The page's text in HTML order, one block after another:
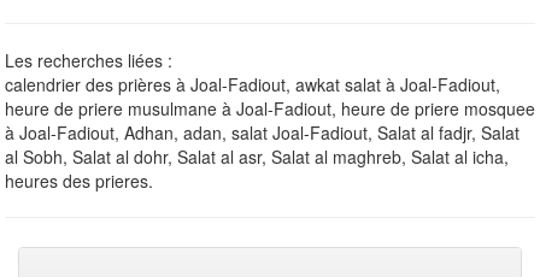
Les recherches liées :
calendrier des prières à Joal-Fadiout, awkat salat à Joal-Fadiout,
heure de priere musulmane à Joal-Fadiout, heure de priere mosquee
à Joal-Fadiout, Adhan, adan, salat Joal-Fadiout, Salat al fadjr, Salat
al Sobh, Salat al dohr, Salat al asr, Salat al maghreb, Salat al icha,
heures des prieres.